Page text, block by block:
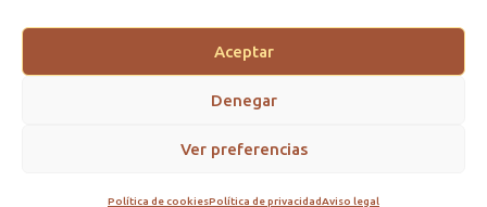
Aceptar
Denegar
Ver preferencias
Política de cookiesPolítica de privacidadAviso legal